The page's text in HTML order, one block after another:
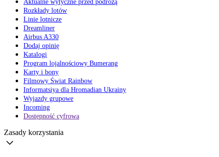
Aktualne wytyczne przed podróżą
Rozkłady lotów
Linie lotnicze
Dreamliner
Airbus A330
Dodaj opinię
Katalogi
Program lojalnościowy Bumerang
Karty i bony
Filmowy Świat Rainbow
Informatsiya dla Hromadian Ukrainy
Wyjazdy grupowe
Incoming
Dostępność cyfrowa
Zasady korzystania